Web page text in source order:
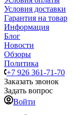
Условия доставки
Гарантия на товар
Информация
Блог
Новости
Обзоры
Политика
+7 926 361-71-70
Заказать звонок
Задать вопрос
Войти